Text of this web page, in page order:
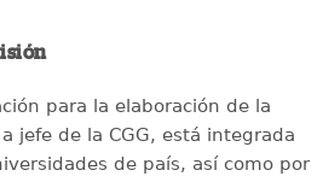
para la elaboración de la
jefe de la CGG, está integrada
de país, así como por